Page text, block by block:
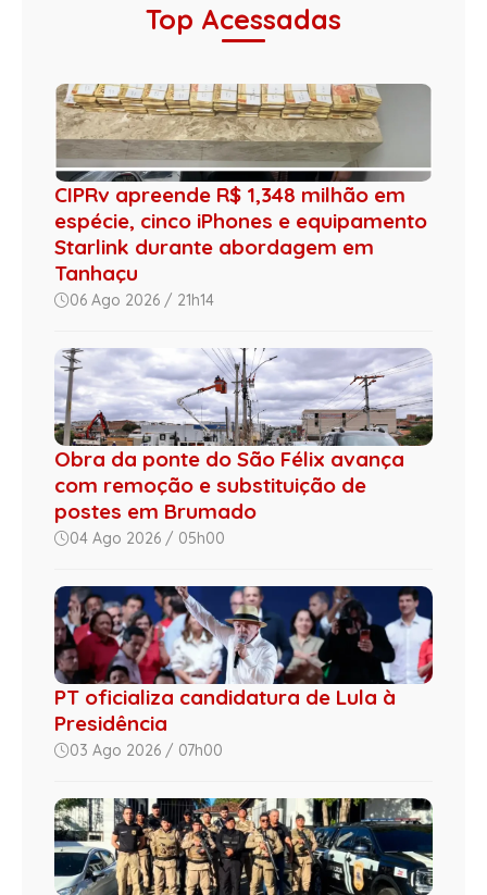
Top Acessadas
CIPRv apreende R$ 1,348 milhão em
espécie, cinco iPhones e equipamento
Starlink durante abordagem em
Tanhaçu
06 Ago 2026 / 21h14
Obra da ponte do São Félix avança
com remoção e substituição de
postes em Brumado
04 Ago 2026 / 05h00
PT oficializa candidatura de Lula à
Presidência
03 Ago 2026 / 07h00